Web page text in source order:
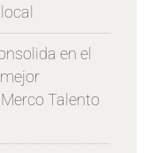
en el
Talento